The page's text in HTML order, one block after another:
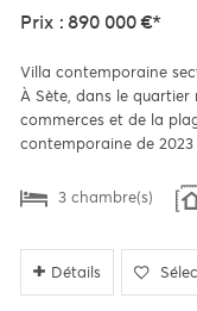
Prix : 890 000 €*
Villa contemporaine
À Sète, dans le
commerces et de la
contemporaine de 2023
3 chambre(s)
Détails